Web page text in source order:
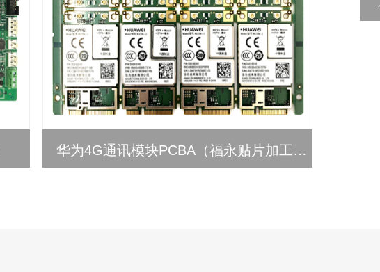
华为4G通讯模块PCBA（福永贴片加工厂）